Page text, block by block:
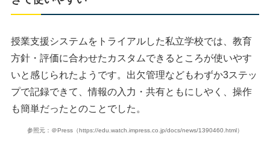
授業支援システムをトライアルした私立学校では、教育
方針・評価に合わせたカスタムできるところが使いやす
いと感じられたようです。出欠管理などもわずか3ステッ
プで記録できて、情報の入力・共有ともにしやく、操作
も簡単だったとのことでした。
参照元：＠Press（https://edu.watch.impress.co.jp/docs/news/1390460.html）